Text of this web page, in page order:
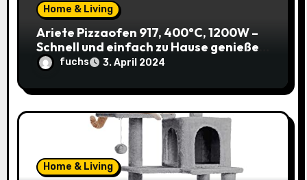
Home & Living
Ariete Pizzaofen 917, 400°C, 1200W –
Schnell und einfach zu Hause genießen!
(Prime)
fuchs 3. April 2024
Home & Living